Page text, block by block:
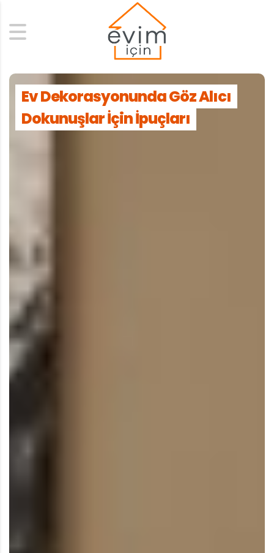
Search
Ev Dekorasyonunda Göz Alıcı
Dokunuşlar İçin İpuçları